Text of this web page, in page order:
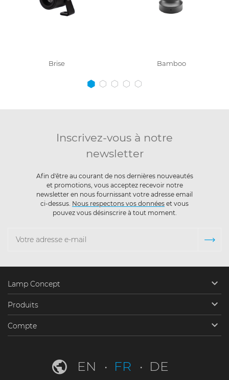
Brise Bamboo
Inscrivez-vous à notre
newsletter
Afin d'être au courant de nos dernières nouveautés
et promotions, vous acceptez recevoir notre
newsletter en nous fournissant votre adresse email
ci-dessus. Nous respectons vos données et vous
pouvez vous désinscrire à tout moment.
Lamp Concept 
Produits 
Compte 
EN FR DE